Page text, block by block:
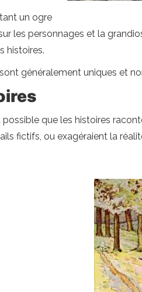
un ogre
les personnages et la
histoires.
généralement uniques et
que les histoires
fictifs, ou exagéraient la